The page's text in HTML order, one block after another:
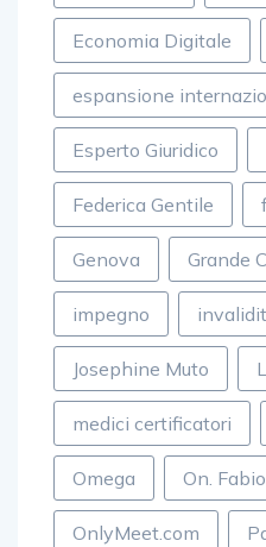
Economia Digitale
espansione
Esperto Giuridico
Federica Gentile
Genova Grande
impegno
Josephine Muto
medici certificatori
Omega On.
OnlyMeet.com